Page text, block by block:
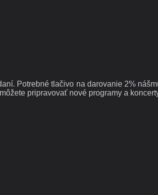
Potrebné tlačivo na darovanie 2%
pripravovať nové programy a